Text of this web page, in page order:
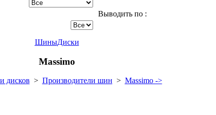
Выводить по :
ШиныДиски
Massimo
дисков > Производители шин > Massimo ->